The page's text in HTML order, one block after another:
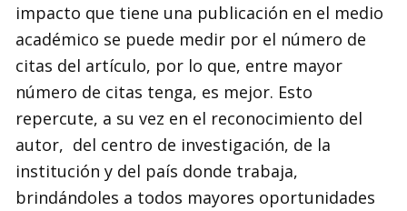
impacto que tiene una publicación en el medio
académico se puede medir por el número de
citas del artículo, por lo que, entre mayor
número de citas tenga, es mejor. Esto
repercute, a su vez en el reconocimiento del
autor, del centro de investigación, de la
institución y del país donde trabaja,
brindándoles a todos mayores oportunidades